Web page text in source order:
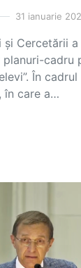
31 ianuarie
Cercetării a
cadru
În
în care a…